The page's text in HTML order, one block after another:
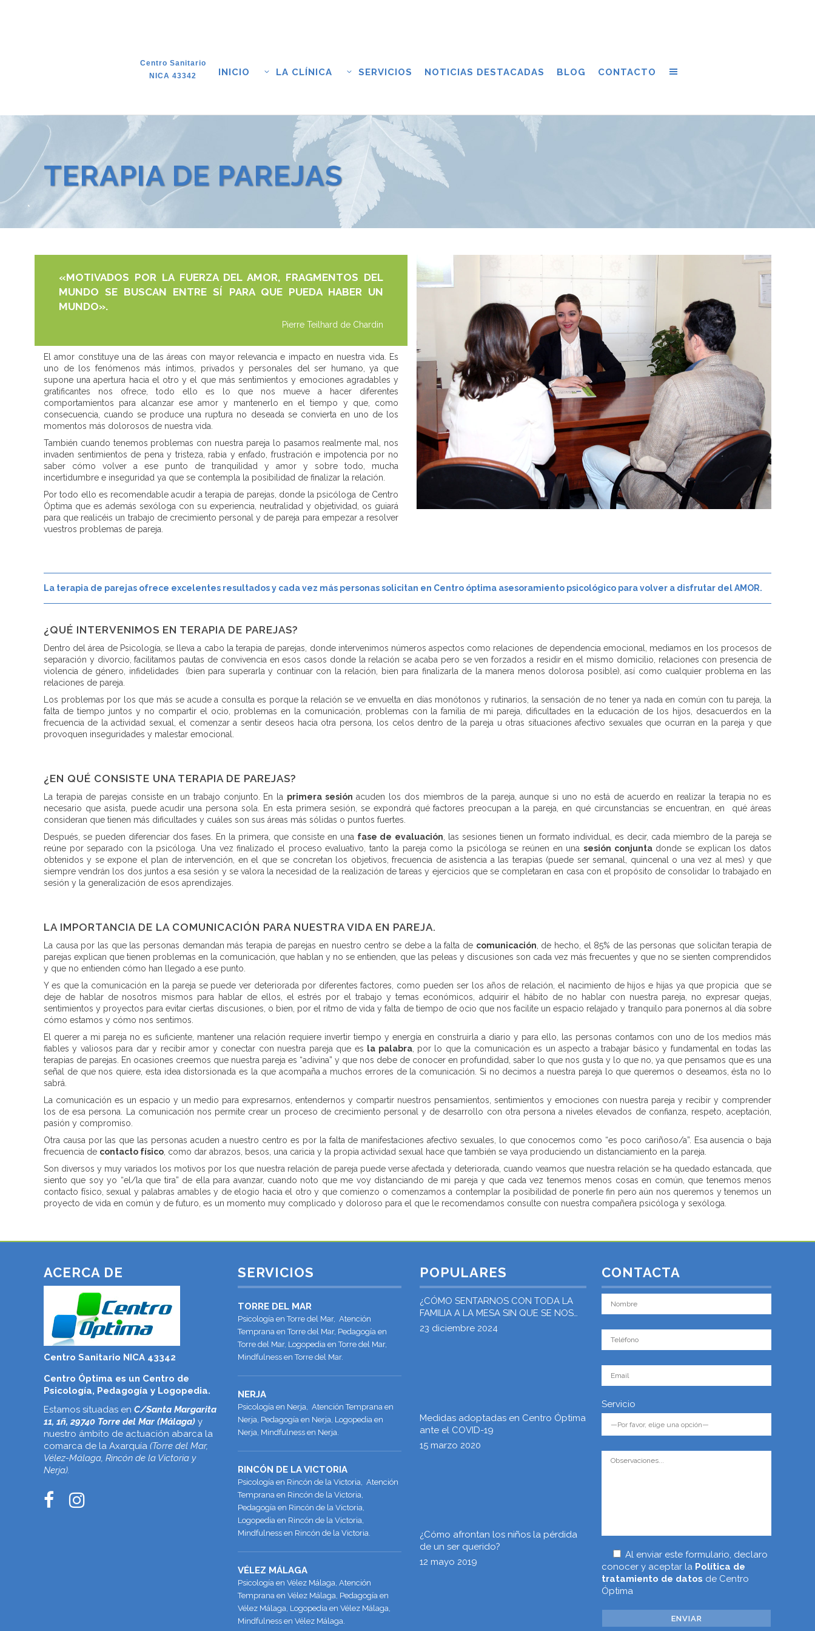
Centro Sanitario
NICA 43342
INICIO LA CLÍNICA SERVICIOS NOTICIAS DESTACADAS BLOG CONTACTO
TERAPIA DE PAREJAS
«MOTIVADOS POR LA FUERZA DEL AMOR, FRAGMENTOS DEL
MUNDO SE BUSCAN ENTRE SÍ PARA QUE PUEDA HABER UN
MUNDO».
Pierre Teilhard de Chardin
El amor constituye una de las áreas con mayor relevancia e impacto en nuestra vida. Es
uno de los fenómenos más íntimos, privados y personales del ser humano, ya que
supone una apertura hacia el otro y el que más sentimientos y emociones agradables y
gratificantes nos ofrece, todo ello es lo que nos mueve a hacer diferentes
comportamientos para alcanzar ese amor y mantenerlo en el tiempo y que, como
consecuencia, cuando se produce una ruptura no deseada se convierta en uno de los
momentos más dolorosos de nuestra vida.
También cuando tenemos problemas con nuestra pareja lo pasamos realmente mal, nos
invaden sentimientos de pena y tristeza, rabia y enfado, frustración e impotencia por no
saber cómo volver a ese punto de tranquilidad y amor y sobre todo, mucha
incertidumbre e inseguridad ya que se contempla la posibilidad de finalizar la relación.
Por todo ello es recomendable acudir a terapia de parejas, donde la psicóloga de Centro
Óptima que es además sexóloga con su experiencia, neutralidad y objetividad, os guiará
para que realicéis un trabajo de crecimiento personal y de pareja para empezar a resolver
vuestros problemas de pareja.
La terapia de parejas ofrece excelentes resultados y cada vez más personas solicitan en Centro óptima asesoramiento psicológico para volver a disfrutar del AMOR.
¿QUÉ INTERVENIMOS EN TERAPIA DE PAREJAS?
Dentro del área de Psicología, se lleva a cabo la terapia de parejas, donde intervenimos números aspectos como relaciones de dependencia emocional, mediamos en los procesos de
separación y divorcio, facilitamos pautas de convivencia en esos casos donde la relación se acaba pero se ven forzados a residir en el mismo domicilio, relaciones con presencia de
violencia de género, infidelidades (bien para superarla y continuar con la relación, bien para finalizarla de la manera menos dolorosa posible), así como cualquier problema en las
relaciones de pareja.
Los problemas por los que más se acude a consulta es porque la relación se ve envuelta en días monótonos y rutinarios, la sensación de no tener ya nada en común con tu pareja, la
falta de tiempo juntos y no compartir el ocio, problemas en la comunicación, problemas con la familia de mi pareja, dificultades en la educación de los hijos, desacuerdos en la
frecuencia de la actividad sexual, el comenzar a sentir deseos hacia otra persona, los celos dentro de la pareja u otras situaciones afectivo sexuales que ocurran en la pareja y que
provoquen inseguridades y malestar emocional.
¿EN QUÉ CONSISTE UNA TERAPIA DE PAREJAS?
La terapia de parejas consiste en un trabajo conjunto. En la primera sesión acuden los dos miembros de la pareja, aunque si uno no está de acuerdo en realizar la terapia no es
necesario que asista, puede acudir una persona sola. En esta primera sesión, se expondrá qué factores preocupan a la pareja, en qué circunstancias se encuentran, en qué áreas
consideran que tienen más dificultades y cuáles son sus áreas más sólidas o puntos fuertes.
Después, se pueden diferenciar dos fases. En la primera, que consiste en una fase de evaluación , las sesiones tienen un formato individual, es decir, cada miembro de la pareja se
reúne por separado con la psicóloga. Una vez finalizado el proceso evaluativo, tanto la pareja como la psicóloga se reúnen en una sesión conjuntadonde se explican los datos
obtenidos y se expone el plan de intervención, en el que se concretan los objetivos, frecuencia de asistencia a las terapias (puede ser semanal, quincenal o una vez al mes) y que
siempre vendrán los dos juntos a esa sesión y se valora la necesidad de la realización de tareas y ejercicios que se completaran en casa con el propósito de consolidar lo trabajado en
sesión y la generalización de esos aprendizajes.
LA IMPORTANCIA DE LA COMUNICACIÓN PARA NUESTRA VIDA EN PAREJA.
La causa por las que las personas demandan más terapia de parejas en nuestro centro se debe a la falta de comunicación , de hecho, el 85% de las personas que solicitan terapia de
parejas explican que tienen problemas en la comunicación, que hablan y no se entienden, que las peleas y discusiones son cada vez más frecuentes y que no se sienten comprendidos
y que no entienden cómo han llegado a ese punto.
Y es que la comunicación en la pareja se puede ver deteriorada por diferentes factores, como pueden ser los años de relación, el nacimiento de hijos e hijas ya que propicia que se
deje de hablar de nosotros mismos para hablar de ellos, el estrés por el trabajo y temas económicos, adquirir el hábito de no hablar con nuestra pareja, no expresar quejas,
sentimientos y proyectos para evitar ciertas discusiones, o bien, por el ritmo de vida y falta de tiempo de ocio que nos facilite un espacio relajado y tranquilo para ponernos al día sobre
cómo estamos y cómo nos sentimos.
El querer a mi pareja no es suficiente, mantener una relación requiere invertir tiempo y energía en construirla a diario y para ello, las personas contamos con uno de los medios más
fiables y valiosos para dar y recibir amor y conectar con nuestra pareja que es la palabra, por lo que la comunicación es un aspecto a trabajar básico y fundamental en todas las
terapias de parejas. En ocasiones creemos que nuestra pareja es “adivina” y que nos debe de conocer en profundidad, saber lo que nos gusta y lo que no, ya que pensamos que es una
señal de que nos quiere, esta idea distorsionada es la que acompaña a muchos errores de la comunicación. Si no decimos a nuestra pareja lo que queremos o deseamos, ésta no lo
sabrá.
La comunicación es un espacio y un medio para expresarnos, entendernos y compartir nuestros pensamientos, sentimientos y emociones con nuestra pareja y recibir y comprender
los de esa persona. La comunicación nos permite crear un proceso de crecimiento personal y de desarrollo con otra persona a niveles elevados de confianza, respeto, aceptación,
pasión y compromiso.
Otra causa por las que las personas acuden a nuestro centro es por la falta de manifestaciones afectivo sexuales, lo que conocemos como “es poco cariñoso/a”. Esa ausencia o baja
frecuencia de contacto físico , como dar abrazos, besos, una caricia y la propia actividad sexual hace que también se vaya produciendo un distanciamiento en la pareja.
Son diversos y muy variados los motivos por los que nuestra relación de pareja puede verse afectada y deteriorada, cuando veamos que nuestra relación se ha quedado estancada, que
siento que soy yo “el/la que tira” de ella para avanzar, cuando noto que me voy distanciando de mi pareja y que cada vez tenemos menos cosas en común, que tenemos menos
contacto físico, sexual y palabras amables y de elogio hacia el otro y que comienzo o comenzamos a contemplar la posibilidad de ponerle fin pero aún nos queremos y tenemos un
proyecto de vida en común y de futuro, es un momento muy complicado y doloroso para el que le recomendamos consulte con nuestra compañera psicóloga y sexóloga.
ACERCA DE
Centro Sanitario NICA 43342
Centro Óptima es un Centro de
Psicología, Pedagogía y Logopedia.
Estamos situadas en C/Santa Margarita
11, 1ñ, 29740 Torre del Mar (Málaga) y
nuestro ámbito de actuación abarca la
comarca de la Axarquía (Torre del Mar,
Vélez-Málaga, Rincón de la Victoria y
Nerja).
SERVICIOS
TORRE DEL MAR
Psicología en Torre del Mar, Atención
Temprana en Torre del Mar, Pedagogía en
Torre del Mar, Logopedia en Torre del Mar,
Mindfulness en Torre del Mar.
NERJA
Psicología en Nerja, Atención Temprana en
Nerja, Pedagogía en Nerja, Logopedia en
Nerja, Mindfulness en Nerja.
RINCÓN DE LA VICTORIA
Psicología en Rincón de la Victoria, Atención
Temprana en Rincón de la Victoria,
Pedagogía en Rincón de la Victoria,
Logopedia en Rincón de la Victoria,
Mindfulness en Rincón de la Victoria.
VÉLEZ MÁLAGA
Psicología en Vélez Málaga, Atención
Temprana en Vélez Málaga, Pedagogía en
Vélez Málaga, Logopedia en Vélez Málaga,
Mindfulness en Vélez Málaga.
POPULARES
¿CÓMO SENTARNOS CON TODA LA
FAMILIA A LA MESA SIN QUE SE NOS
«ATRAGANTE EL PAVO»?
23 diciembre 2024
Medidas adoptadas en Centro Óptima
ante el COVID-19
15 marzo 2020
¿Cómo afrontan los niños la pérdida
de un ser querido?
12 mayo 2019
CONTACTA
Servicio
Al enviar este formulario, declaro
conocer y aceptar la Política de
tratamiento de datos de Centro
Óptima